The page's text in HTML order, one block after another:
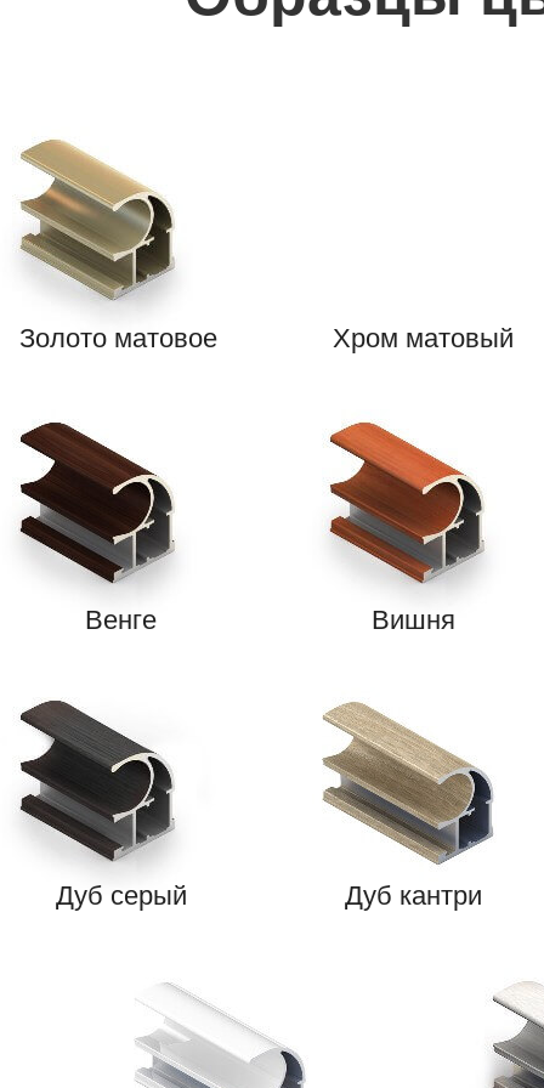
Вишня
Дуб серый Дуб кантри
Золото матовое Хром матовый
Венге